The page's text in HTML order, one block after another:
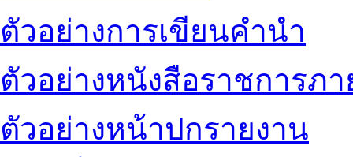
ตัวอย่างการเขียนคำนำ
ตัวอย่างหนังสือราชการภ
ตัวอย่างหน้าปกรายงาน